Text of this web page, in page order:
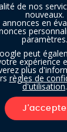
FILTRES
- À 9,8 km
INDIEN
de nos
nouveaux.
en
paramètres.
peut
expérience
plus
règles de
d'utilisation.
J'accepte